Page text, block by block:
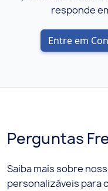
responde
Entre em
Perguntas
Saiba mais sobre
personalizáveis para